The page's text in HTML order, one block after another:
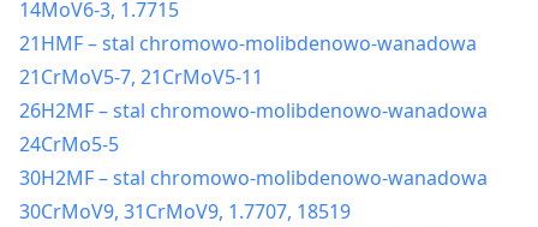
14MoV6-3, 1.7715
21HMF – stal chromowo-molibdenowo-wanadowa
21CrMoV5-7, 21CrMoV5-11
26H2MF – stal chromowo-molibdenowo-wanadowa
24CrMo5-5
30H2MF – stal chromowo-molibdenowo-wanadowa
30CrMoV9, 31CrMoV9, 1.7707, 18519